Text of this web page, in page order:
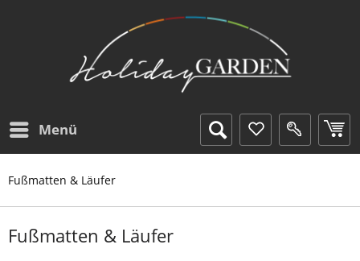
Menü
Fußmatten & Läufer
Fußmatten & Läufer